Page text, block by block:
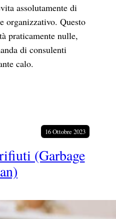
assolutamente di
organizzativo. Questo
praticamente nulle,
di consulenti
calo.
16 Ottobre 2023
(Garbage